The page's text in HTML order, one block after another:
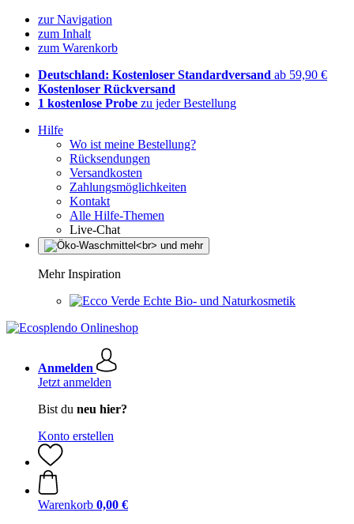
zur Navigation
zum Inhalt
zum Warenkorb
Deutschland: Kostenloser Standardversand ab 59,90 €
Kostenloser Rückversand
1 kostenlose Probe zu jeder Bestellung
Hilfe
Wo ist meine Bestellung?
Rücksendungen
Versandkosten
Zahlungsmöglichkeiten
Kontakt
Alle Hilfe-Themen
Live-Chat
Mehr Inspiration
Echte Bio- und Naturkosmetik
Anmelden
Jetzt anmelden
Bist du neu hier?
Konto erstellen
Warenkorb 0,00 €